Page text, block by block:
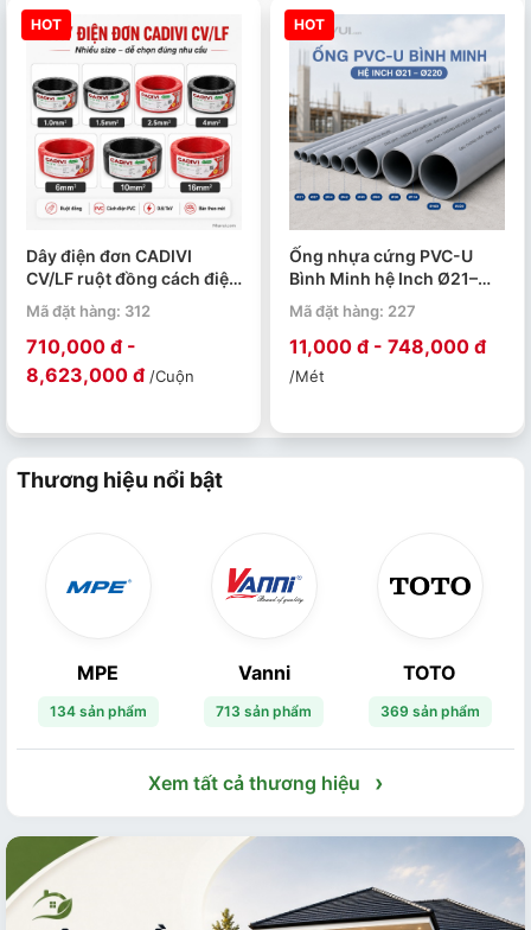
HOT
Dây điện đơn CADIVI
CV/LF ruột đồng cách điện
PVC 0.6/1kV cuộn 100m
Mã đặt hàng: 312
710,000 đ -
8,623,000 đ /Cuộn
HOT
Ống nhựa cứng PVC-U
Bình Minh hệ Inch Ø21–
Ø220 PN4–PN15. Quy cách
4m/ 1 ống.
Mã đặt hàng: 227
11,000 đ - 748,000 đ
/Mét
Thương hiệu nổi bật
MPE
134 sản phẩm
Vanni
713 sản phẩm
TOTO
369 sản phẩm
Xem tất cả thương hiệu ›